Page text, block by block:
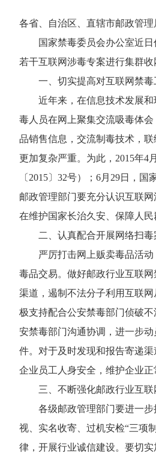
各省、自治区、直辖市邮政管理
国家禁毒委员会办公室近
若干互联网涉毒专案进行集群
一、切实提高对互联网禁毒
近年来，在信息技术发展
毒人员在网上聚集交流吸毒体
品销售信息，交流制毒技术，
更加复杂严重。为此，2015年4
〔2015〕32号）；6月29日，
邮政管理部门要充分认识互联
在维护国家长治久安、保障人
二、认真配合开展网络扫
严厉打击网上贩卖毒品活
毒品交易。做好邮政行业互联
渠道，遏制不法分子利用互联
极支持配合公安禁毒部门侦破
安禁毒部门沟通协调，进一步
件。对于及时发现和报告寄递
企业员工人身安全，维护企业正
三、不断强化邮政行业互
各级邮政管理部门要进一
视、实名收寄、过机安检“三项
律，开展行业诚信建设。要切